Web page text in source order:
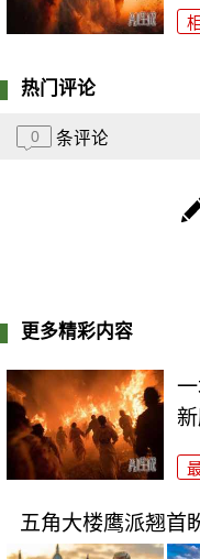
热门评论
0 条评论
更多精彩内容
五角大楼鹰派翘首